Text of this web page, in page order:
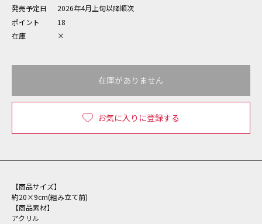
発売予定日
2026年4月上旬以降順次
ポイント
18
在庫
×
お気に入りに登録する
在庫がありません
【商品サイズ】
約20×9cm(組み立て前)
【商品素材】
アクリル